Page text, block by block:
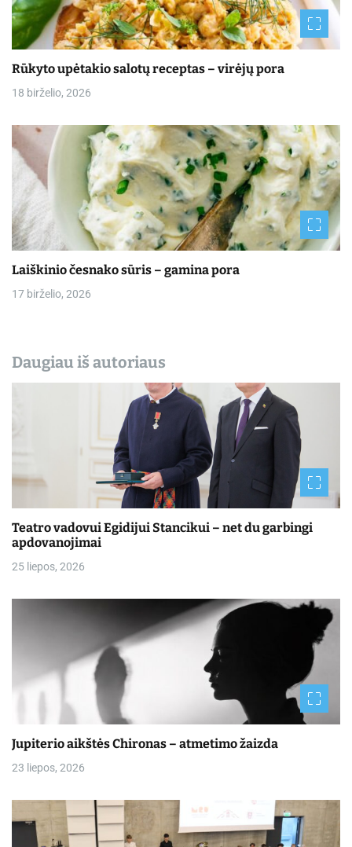
Rūkyto upėtakio salotų receptas – virėjų pora
18 birželio, 2026
Laiškinio česnako sūris – gamina pora
17 birželio, 2026
Daugiau iš autoriaus
Teatro vadovui Egidijui Stancikui – net du garbingi
apdovanojimai
25 liepos, 2026
Jupiterio aikštės Chironas – atmetimo žaizda
23 liepos, 2026